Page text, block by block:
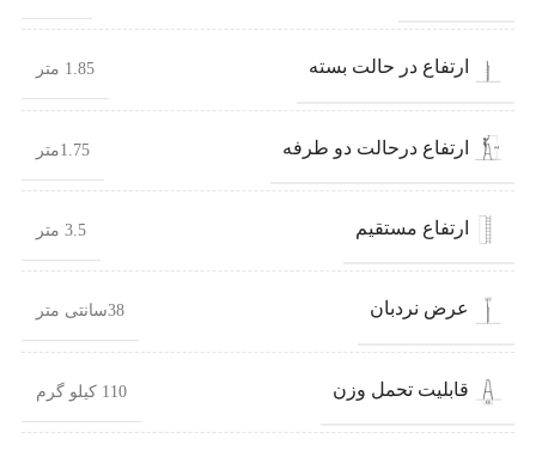
ارتفاع در حالت بسته 1.85 متر
ارتفاع درحالت دو طرفه 1.75متر
ارتفاع مستقیم 3.5 متر
عرض نردبان 38سانتی متر
قابلیت تحمل وزن 110 کیلو گرم